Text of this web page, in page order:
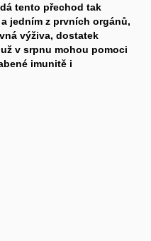
tento přechod tak
jedním z prvních orgánů,
výživa, dostatek
v srpnu mohou pomoci
imunitě i